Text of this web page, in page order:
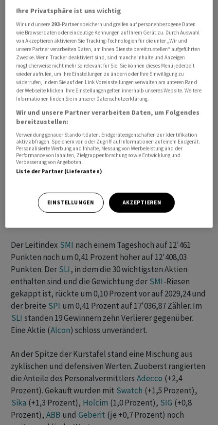
wenig wahrscheinlich. Derweil dämpften Vertreter der
US-Notenbank die Hoffnung auf baldige
Zinssenkungen. Zuletzt hatten Aussagen von Fed-
Bankern deutlich gemacht, dass sich das Fed bei
Zinssenkungen weiter Zeit lassen könnte. Derzeit seien
die Auswirkungen der US-Handelspolitik noch nicht
abzuschätzen.
Der Leitindex SMI nach einem Tageshoch auf 12'461
Punkten noch um 0,41 Prozent höher auf 12'408,03
Punkten. Der SLI, in dem die 30 wichtigsten Aktien
enthalten sind und die Gewichtung der SMI-Riesen
gekappt ist, rückte um 0,10 Prozent vor auf 2029,24 und
der breite SPI um 0,41 Prozent auf 17'036,87 Zähler. Im
SLI standen 19 Gewinnern zehn Verlierer gegenüber.
Eine Aktie (Alcon) schloss unverändert.
An der Spitze der Kurstafel stand eine Mischung aus
zyklischen und defensiven Werten. Zuoberst rangierten
die Anteile des Personalvermittlers Adecco (+2,4
Prozent). Gekauft wurden mit Swatch (+1,5 Prozent),
Sika (+1,3 Prozent), Holcim (1,0 Prozent), SIG (+0,8
Prozent), ABB und Geberit (je +0,7 Prozent) noch
Ihre Privatsphäre ist uns wichtig
Wir und unsere 293-Partner speichern und greifen auf personenbezogene Daten
wie Browserdaten oder eindeutige Kennungen auf Ihrem Gerät zu. Durch Auswahl
von Akzeptieren aktivieren Sie Tracking-Technologien für die unter „Wir und
unsere Partner verarbeiten Daten, um Ihnen Dienste bereitzustellen“ aufgeführten
Zwecke. Wenn Tracker deaktiviert sind, sind manche Inhalte und Anzeigen
möglicherweise nicht mehr so relevant für Sie. Sie können dieses Menü jederzeit
wieder aufrufen, um Ihre Einstellungen zu ändern oder Ihre Einwilligung zu
widerrufen, indem Sie auf den Link Voreinstellungen verwalten am unteren Rand
der Webseite klicken. Ihre Einstellungen gelten innerhalb unseres Website. Weitere
Informationen finden Sie in unserer Datenschutzerklärung.
Wir und unsere Partner verarbeiten Daten, um Folgendes
bereitzustellen:
Verwendung genauer Standortdaten. Endgeräteeigenschaften zur Identifikation
aktiv abfragen. Speichern von oder Zugriff auf Informationen auf einem Endgerät.
Personalisierte Werbung und Inhalte, Messung von Werbeleistung und der
Performance von Inhalten, Zielgruppenforschung sowie Entwicklung und
Verbesserung von Angeboten.
Liste der Partner (Lieferanten)
EINSTELLUNGEN AKZEPTIEREN